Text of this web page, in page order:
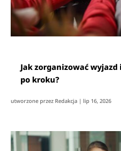
Jak zorganizować
po kroku?
utworzone przez Redakcja | lip 16, 2026